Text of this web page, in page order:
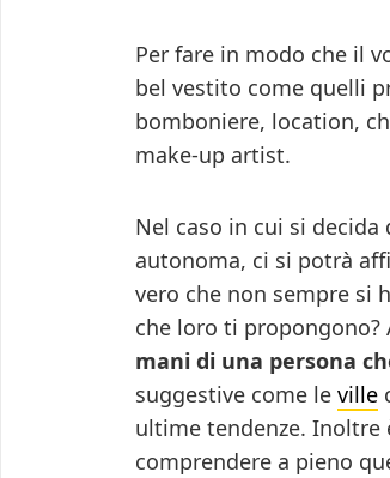
Per fare in modo che il
bel vestito come quelli
bomboniere, location,
make-up artist.
Nel caso in cui si
autonoma, ci si potrà
vero che non sempre si
che loro ti
mani di una persona
suggestive come le ville
ultime tendenze. Inoltre
comprendere a pieno